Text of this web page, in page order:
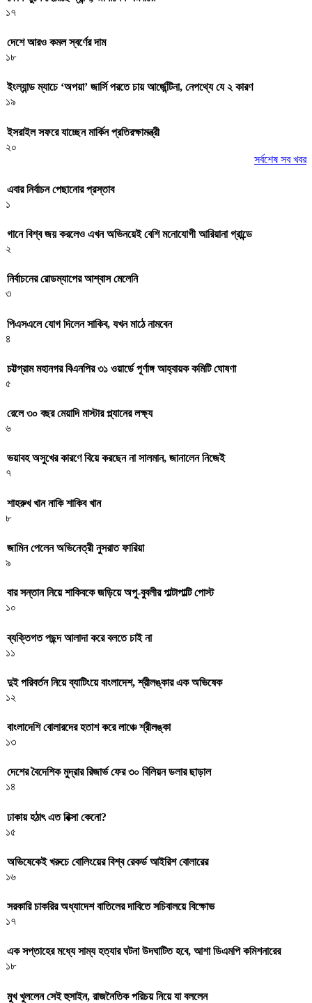
১৭
দেশে আরও কমল স্বর্ণের দাম
১৮
ইংল্যান্ড ম্যাচে ‘অপয়া’ জার্সি পরতে চায় আর্জেন্টিনা, নেপথ্যে যে ২ কারণ
১৯
ইসরাইল সফরে যাচ্ছেন মার্কিন প্রতিরক্ষামন্ত্রী
২০
সর্বশেষ সব খবর
এবার নির্বাচন পেছানোর প্রস্তাব
১
গানে বিশ্ব জয় করলেও এখন অভিনয়েই বেশি মনোযোগী আরিয়ানা গ্রান্ডে
২
নির্বাচনের রোডম্যাপের আশ্বাস মেলেনি
৩
পিএসএলে যোগ দিলেন সাকিব, যখন মাঠে নামবেন
৪
চট্টগ্রাম মহানগর বিএনপির ৩১ ওয়ার্ডে পূর্ণাঙ্গ আহ্বায়ক কমিটি ঘোষণা
৫
রেলে ৩০ বছর মেয়াদি মাস্টার প্ল্যানের লক্ষ্য
৬
ভয়াবহ অসুখের কারণে বিয়ে করছেন না সালমান, জানালেন নিজেই
৭
শাহরুখ খান নাকি শাকিব খান
৮
জামিন পেলেন অভিনেত্রী নুসরাত ফারিয়া
৯
বার সন্তান নিয়ে শাকিবকে জড়িয়ে অপু-বুবলীর পাল্টাপাল্টি পোস্ট
১০
ব্যক্তিগত পছন্দ আলাদা করে বলতে চাই না
১১
দুই পরিবর্তন নিয়ে ব্যাটিংয়ে বাংলাদেশ, শ্রীলঙ্কার এক অভিষেক
১২
বাংলাদেশি বোলারদের হতাশ করে লাঞ্চে শ্রীলঙ্কা
১৩
দেশের বৈদেশিক মুদ্রার রিজার্ভ ফের ৩০ বিলিয়ন ডলার ছাড়াল
১৪
ঢাকায় হঠাৎ এত রিক্সা কেনো?
১৫
অভিষেকেই খরুচে বোলিংয়ের বিশ্ব রেকর্ড আইরিশ বোলারের
১৬
সরকারি চাকরির অধ্যাদেশ বাতিলের দাবিতে সচিবালয়ে বিক্ষোভ
১৭
এক সপ্তাহের মধ্যে সাম্য হত্যার ঘটনা উদঘাটিত হবে, আশা ডিএমপি কমিশনারের
১৮
মুখ খুললেন সেই হুসাইন, রাজনৈতিক পরিচয় নিয়ে যা বললেন